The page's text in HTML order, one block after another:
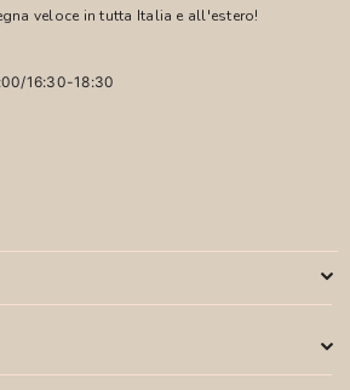
veloce in tutta Italia e all'estero!
16:30-18:30